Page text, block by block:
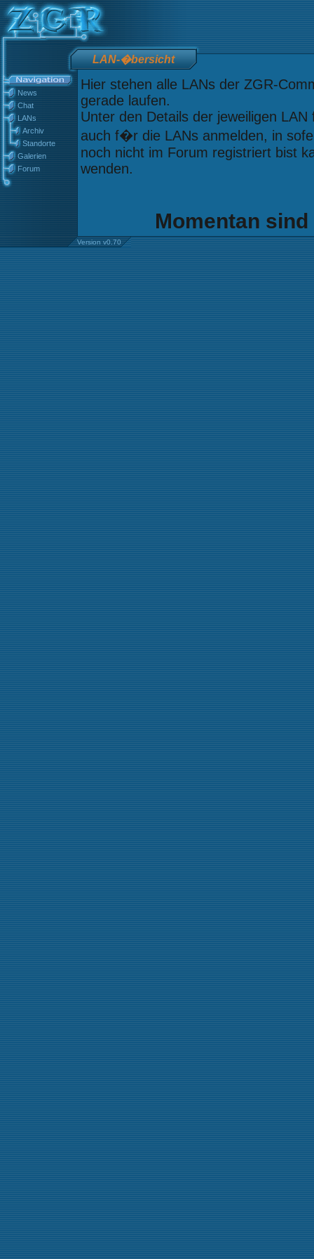
LAN-�bersicht
News
Chat
LANs
Archiv
Standorte
Galerien
Forum
Hier stehen alle LANs der ZGR-
gerade laufen.
Unter den Details der jeweiligen
auch f�r die LANs anmelden, in
noch nicht im Forum registriert bist
wenden.
Momentan
Version v0.70